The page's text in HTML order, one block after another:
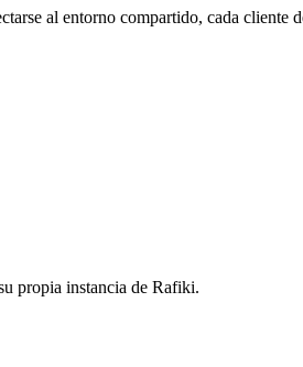
al entorno compartido, cada cliente
propia instancia de Rafiki.